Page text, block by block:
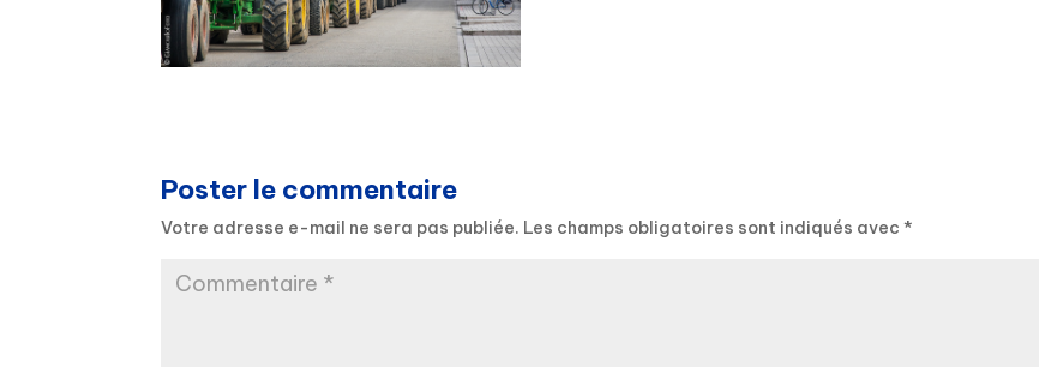
Poster le commentaire
Votre adresse e-mail ne sera pas publiée. Les champs obligatoires sont indiqués avec*